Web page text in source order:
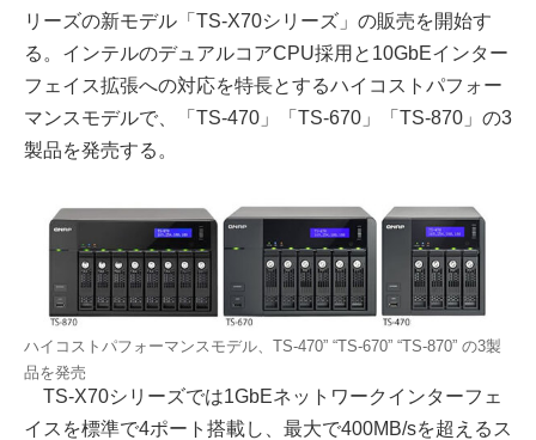
リーズの新モデル「TS-X70シリーズ」の販売を開始す
る。インテルのデュアルコアCPU採用と10GbEインター
フェイス拡張への対応を特長とするハイコストパフォー
マンスモデルで、「TS-470」「TS-670」「TS-870」の3
製品を発売する。
ハイコストパフォーマンスモデル、TS-470” “TS-670” “TS-870” の3製
品を発売
TS-X70シリーズでは1GbEネットワークインターフェ
イスを標準で4ポート搭載し、最大で400MB/sを超えるス